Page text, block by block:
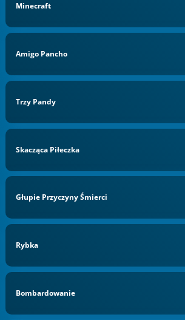
Minecraft
Amigo Pancho
Trzy Pandy
Skacząca Piłeczka
Głupie Przyczyny Śmierci
Rybka
Bombardowanie